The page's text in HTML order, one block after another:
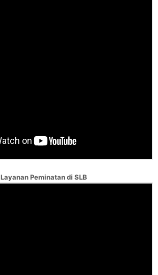
Layanan Peminatan di SLB